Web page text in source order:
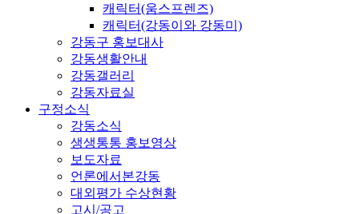
캐릭터(움스프렌즈)
캐릭터(강동이와 강동미)
강동구 홍보대사
강동생활안내
강동갤러리
강동자료실
구정소식
강동소식
생생통통 홍보영상
보도자료
언론에서본강동
대외평가 수상현황
고시/공고